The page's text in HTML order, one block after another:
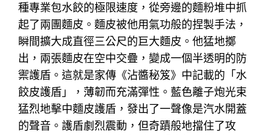
種專業包水餃的極限速度，從旁邊的麵粉堆中抓
起了兩團麵皮。麵皮被他用氣功般的捏製手法，
瞬間擴大成直徑三公尺的巨大麵皮。他猛地擲
出，兩張麵皮在空中交疊，變成一個半透明的防
禦護盾。這就是家傳《沾醬秘笈》中記載的「水
餃皮護盾」，薄韌而充滿彈性。藍色離子炮光束
猛烈地擊中麵皮護盾，發出了一聲像是汽水開蓋
的聲音。護盾劇烈震動，但奇蹟般地擋住了攻